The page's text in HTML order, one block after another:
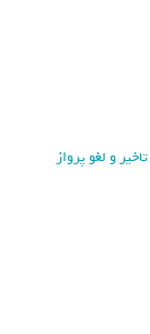
و لغو پرواز